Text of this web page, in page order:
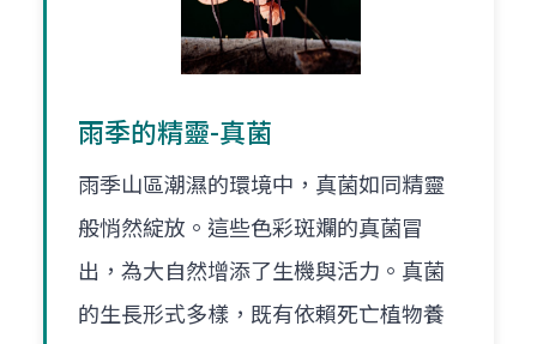
雨季的精靈-真菌
雨季山區潮濕的環境中，真菌如同精靈
般悄然綻放。這些色彩斑斕的真菌冒
出，為大自然增添了生機與活力。真菌
的生長形式多樣，既有依賴死亡植物養